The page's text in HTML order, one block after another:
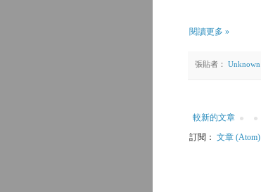
閱讀更多 »
張貼者： Unknown
較新的文章
訂閱： 文章 (Atom)